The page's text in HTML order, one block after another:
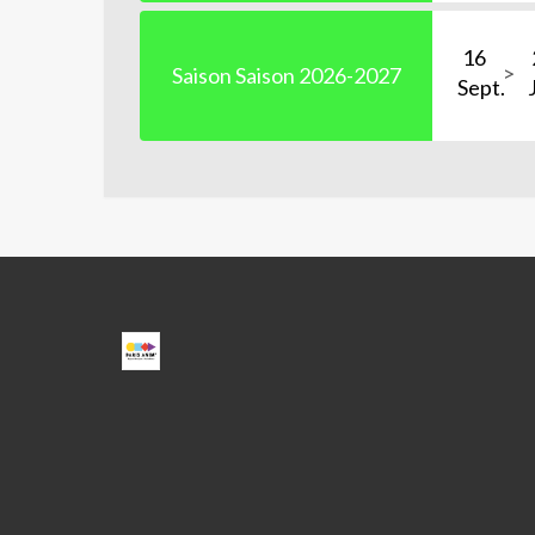
Saison Saison 2026-2027
16
Sept.
ESPACE
BEAUJON